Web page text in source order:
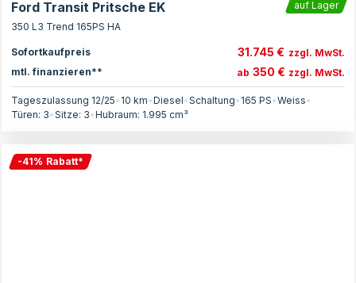
Ford Transit Pritsche EK
auf Lager
350 L3 Trend 165PS HA
Sofortkaufpreis 31.745 € zzgl. MwSt.
mtl. finanzieren**
ab 350 € zzgl. MwSt.
Tageszulassung 12/25• 10 km•Diesel•Schaltung• 165 PS•Weiss•
Türen: 3•Sitze: 3•Hubraum: 1.995 cm³
-41% Rabatt*